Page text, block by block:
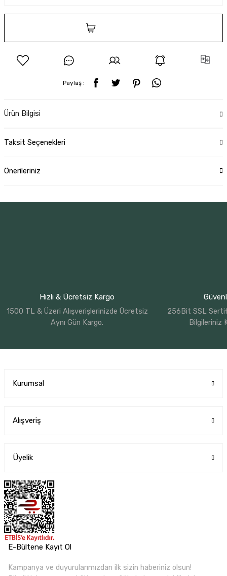
Paylaş :
Ürün Bilgisi
Taksit Seçenekleri
Önerileriniz
Hızlı & Ücretsiz Kargo
1500 TL & Üzeri Alışverişlerinizde Ücretsiz
Aynı Gün Kargo.
256Bit SSL
Bilgileriniz
Kurumsal
Alışveriş
Üyelik
E-Bültene Kayıt Ol
Kampanya ve duyurularımızdan ilk sizin haberiniz olsun!